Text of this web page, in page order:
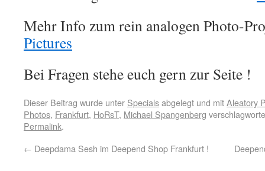
Mehr Info zum rein analogen Photo-
Pictures
Bei Fragen stehe euch gern zur Seite !
Dieser Beitrag wurde unter Specialsabgelegt und mitAleatory
Photos, Frankfurt, HoRsT, Michael Spangenberg
Permalink.
← Deepdama Sesh im Deepend Shop Frankfurt !